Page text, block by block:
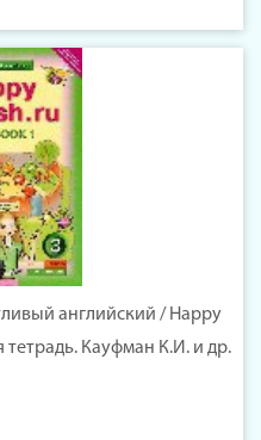
английский / Happy
тетрадь. Кауфман К.И. и др.